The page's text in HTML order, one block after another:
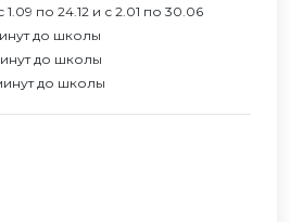
по 24.12 и с 2.01 по 30.06
до школы
до школы
до школы